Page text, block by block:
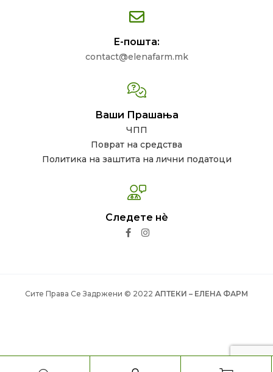
Е-пошта:
contact@elenafarm.mk
Ваши Прашања
ЧПП
Поврат на средства
Политика на заштита на лични податоци
Следете нѐ
Сите Права Се Задржени © 2022 АПТЕКИ – ЕЛЕНА ФАРМ